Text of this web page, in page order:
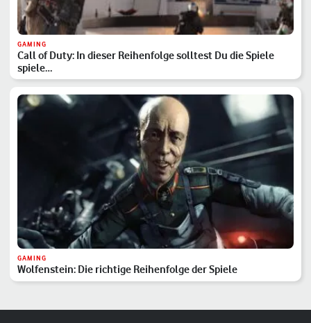
GAMING
Call of Duty: In dieser Reihenfolge solltest Du die Spiele
spiele…
GAMING
Wolfenstein: Die richtige Reihenfolge der Spiele